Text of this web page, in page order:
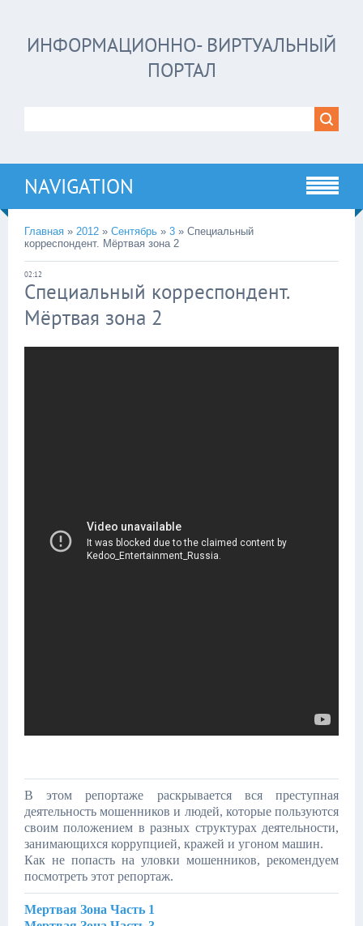
ИНФОРМАЦИОННО- ВИРТУАЛЬНЫЙ
ПОРТАЛ
NAVIGATION
Главная » 2012 » Сентябрь » 3 » Специальный
корреспондент. Мёртвая зона 2
02:12
Специальный корреспондент.
Мёртвая зона 2
В этом репортаже раскрывается вся преступная
деятельность мошенников и людей, которые пользуются
своим положением в разных структурах деятельности,
занимающихся коррупцией, кражей и угоном машин.
Как не попасть на уловки мошенников, рекомендуем
посмотреть этот репортаж.
Мертвая Зона Часть 1